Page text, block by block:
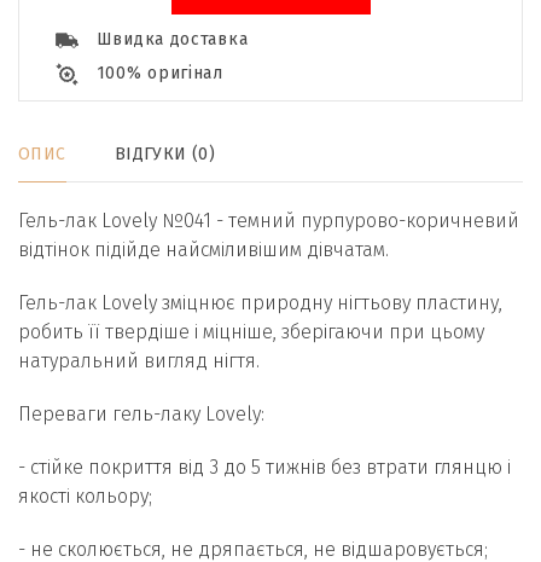
Швидка доставка
100% оригінал
ОПИС ВІДГУКИ (0)
Гель-лак Lovely №041 - темний пурпурово-коричневий
відтінок підійде найсміливішим дівчатам.
Гель-лак Lovely зміцнює природну нігтьову пластину,
робить її твердіше і міцніше, зберігаючи при цьому
натуральний вигляд нігтя.
Переваги гель-лаку Lovely:
- стійке покриття від 3 до 5 тижнів без втрати глянцю і
якості кольору;
- не сколюється, не дряпається, не відшаровується;